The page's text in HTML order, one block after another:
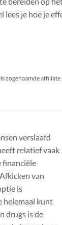
je hoe je
zogenaamde
verslaafd
relatief vaak
financiële
van
is
helemaal kunt
drugs is de